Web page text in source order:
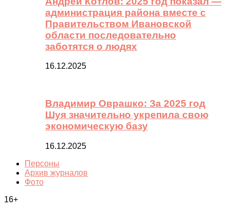
администрация района вместе с
Правительством Ивановской
области последовательно
заботятся о людях
16.12.2025
Владимир Оврашко: За 2025 год
Шуя значительно укрепила свою
экономическую базу
16.12.2025
Персоны
Архив журналов
Фото
16+